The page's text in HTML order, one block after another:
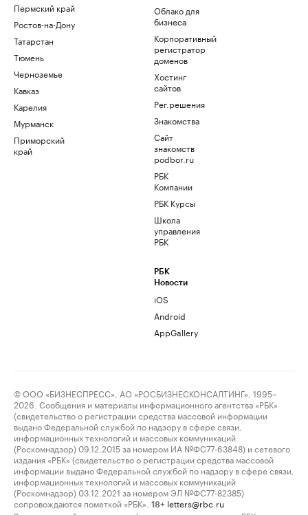
Пермский край
Ростов-на-Дону
Татарстан
Тюмень
Черноземье
Кавказ
Карелия
Мурманск
Приморский
край
Облако для
бизнеса
Корпоративный
регистратор
доменов
Хостинг
сайтов
Рег.решения
Знакомства
Сайт
знакомств
podbor.ru
РБК
Компании
РБК Курсы
Школа
управления
РБК
РБК
Новости
iOS
Android
AppGallery
© ООО «БИЗНЕСПРЕСС», АО «РОСБИЗНЕСКОНСАЛТИНГ», 1995–
2026. Сообщения и материалы информационного агентства «РБК»
(свидетельство о регистрации средства массовой информации
выдано Федеральной службой по надзору в сфере связи,
информационных технологий и массовых коммуникаций
(Роскомнадзор) 09.12.2015 за номером ИА №ФС77-63848) и сетевого
издания «РБК» (свидетельство о регистрации средства массовой
информации выдано Федеральной службой по надзору в сфере связи,
информационных технологий и массовых коммуникаций
(Роскомнадзор) 03.12.2021 за номером ЭЛ №ФС77-82385)
сопровождаются пометкой «РБК».
18+ letters@rbc.ru